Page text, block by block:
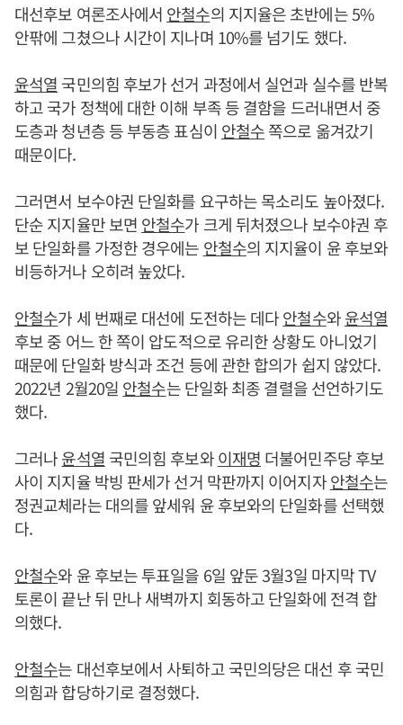
대선후보 여론조사에서 안철수의 지지율은 초반에는 5%
안팎에 그쳤으나 시간이 지나며 10%를 넘기도 했다.
윤석열 국민의힘 후보가 선거 과정에서 실언과 실수를 반복
하고 국가 정책에 대한 이해 부족 등 결함을 드러내면서 중
도층과 청년층 등 부동층 표심이 안철수쪽으로 옮겨갔기
때문이다.
그러면서 보수야권 단일화를 요구하는 목소리도 높아졌다.
단순 지지율만 보면 안철수가 크게 뒤처졌으나 보수야권 후
보 단일화를 가정한 경우에는 안철수의 지지율이 윤 후보와
비등하거나 오히려 높았다.
안철수가 세 번째로 대선에 도전하는 데다안철수와윤석열
후보 중 어느 한 쪽이 압도적으로 유리한 상황도 아니었기
때문에 단일화 방식과 조건 등에 관한 합의가 쉽지 않았다.
2022년 2월20일 안철수는 단일화 최종 결렬을 선언하기도
했다.
그러나윤석열 국민의힘 후보와이재명 더불어민주당 후보
사이 지지율 박빙 판세가 선거 막판까지 이어지자안철수는
정권교체라는 대의를 앞세워 윤 후보와의 단일화를 선택했
다.
안철수와 윤 후보는 투표일을 6일 앞둔 3월3일 마지막 TV
토론이 끝난 뒤 만나 새벽까지 회동하고 단일화에 전격 합
의했다.
안철수는 대선후보에서 사퇴하고 국민의당은 대선 후 국민
의힘과 합당하기로 결정했다.